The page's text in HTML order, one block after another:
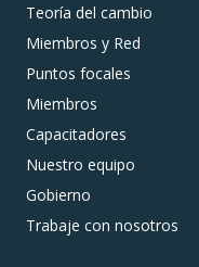
Teoría del cambio
Miembros y Red
Puntos focales
Miembros
Capacitadores
Nuestro equipo
Gobierno
Trabaje con nosotros